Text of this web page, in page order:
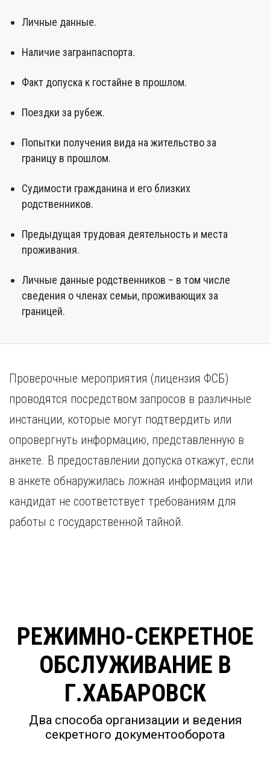
Личные данные.
Наличие загранпаспорта.
Факт допуска к гостайне в прошлом.
Поездки за рубеж.
Попытки получения вида на жительство за
границу в прошлом.
Судимости гражданина и его близких
родственников.
Предыдущая трудовая деятельность и места
проживания.
Личные данные родственников – в том числе
сведения о членах семьи, проживающих за
границей.
Проверочные мероприятия (лицензия ФСБ)
проводятся посредством запросов в различные
инстанции, которые могут подтвердить или
опровергнуть информацию, представленную в
анкете. В предоставлении допуска откажут, если
в анкете обнаружилась ложная информация или
кандидат не соответствует требованиям для
работы с государственной тайной.
РЕЖИМНО-СЕКРЕТНОЕ
ОБСЛУЖИВАНИЕ В
Г.ХАБАРОВСК
Два способа организации и ведения
секретного документооборота